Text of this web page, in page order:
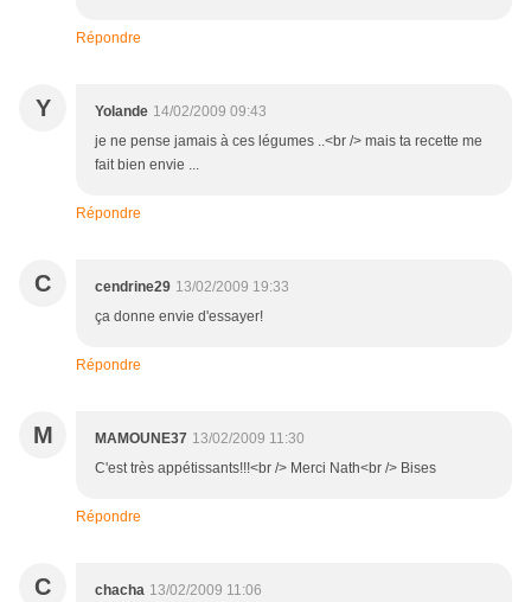
Répondre
Y Yolande 14/02/2009 09:43
je ne pense jamais à ces légumes ..<br /> mais ta recette me
fait bien envie ...
Répondre
C cendrine29 13/02/2009 19:33
ça donne envie d'essayer!
Répondre
M MAMOUNE37 13/02/2009 11:30
C'est très appétissants!!!<br /> Merci Nath<br /> Bises
Répondre
C chacha 13/02/2009 11:06